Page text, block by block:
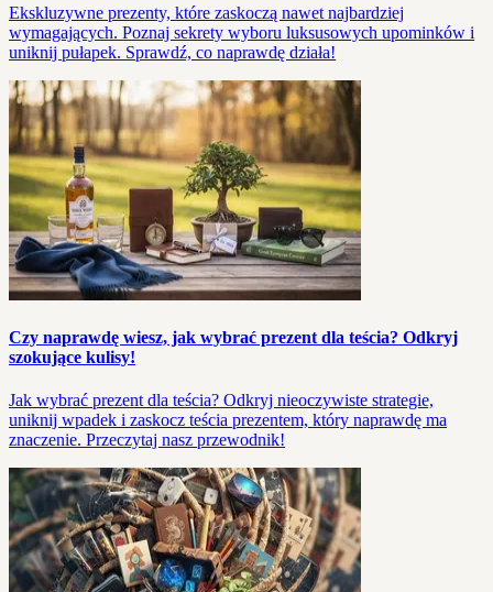
Ekskluzywne prezenty, które zaskoczą nawet najbardziej
wymagających. Poznaj sekrety wyboru luksusowych upominków i
uniknij pułapek. Sprawdź, co naprawdę działa!
Czy naprawdę wiesz, jak wybrać prezent dla teścia? Odkryj
szokujące kulisy!
Jak wybrać prezent dla teścia? Odkryj nieoczywiste strategie,
uniknij wpadek i zaskocz teścia prezentem, który naprawdę ma
znaczenie. Przeczytaj nasz przewodnik!